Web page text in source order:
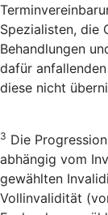
Spezialisten, die
Behandlungen
dafür
diese nicht
3 Die
abhängig vom
gewählten
Vollinvalidität